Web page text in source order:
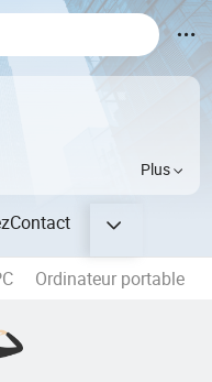
Plus
Contact
Ordinateur portable